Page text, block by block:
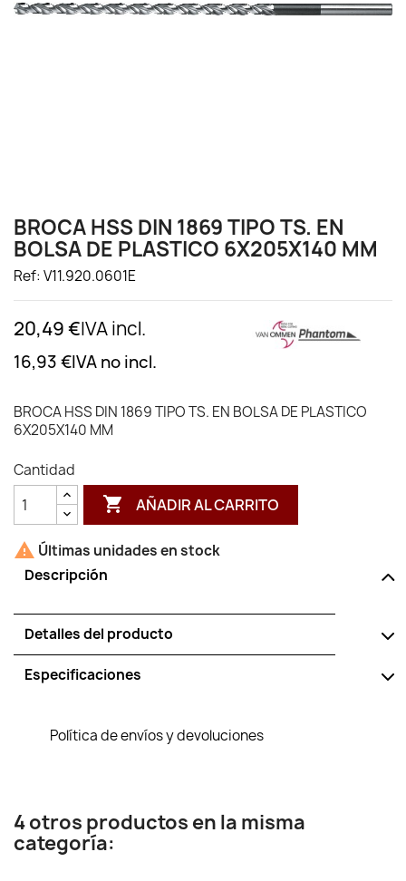
BROCA HSS DIN 1869 TIPO TS. EN
BOLSA DE PLASTICO 6X205X140 MM
Ref: V11.920.0601E
20,49 €IVA incl.
16,93 €IVA no incl.
BROCA HSS DIN 1869 TIPO TS. EN BOLSA DE PLASTICO
6X205X140 MM
Cantidad
 AÑADIR AL CARRITO
 Últimas unidades en stock
Descripción
Detalles del producto
Especificaciones
Política de envíos y devoluciones
4 otros productos en la misma
categoría: